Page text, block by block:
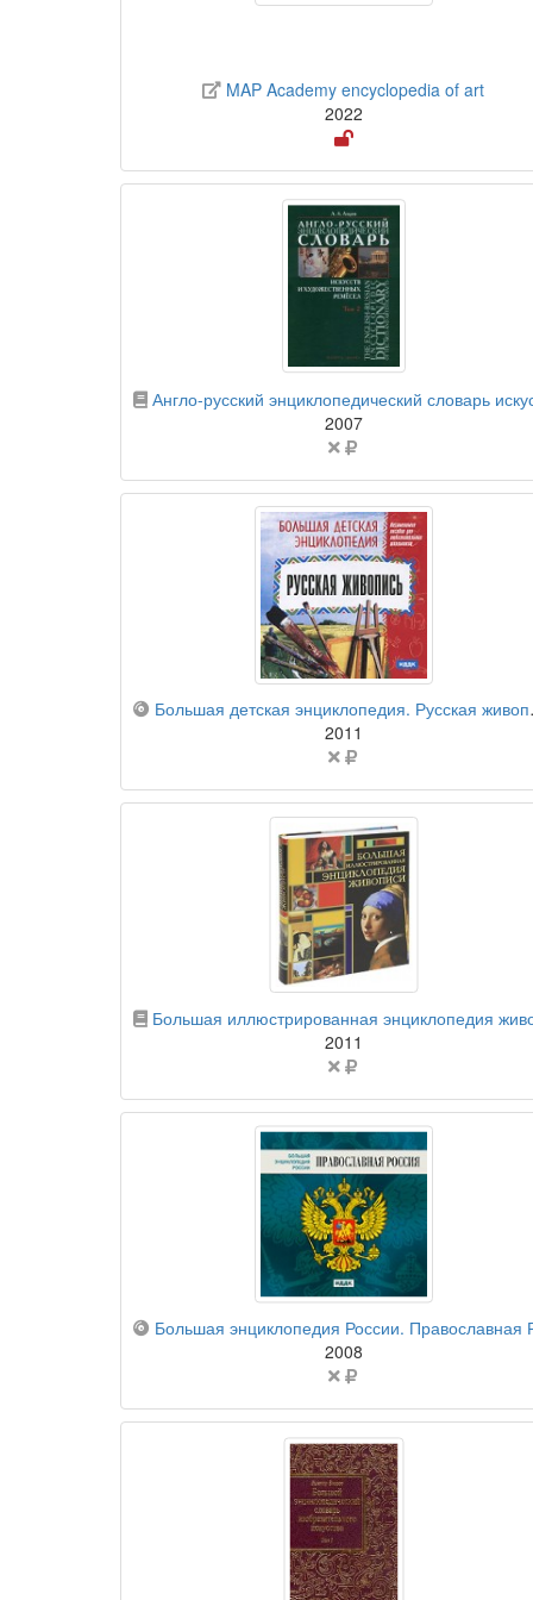
сайт
MAP Academy encyclopedia of art
2022
бесплатный
бумажная книга
Англо-русский энциклопедический словарь искусств и художественных ремесел. В 2 томах.
2007
указана
компакт-диск
Большая детская энциклопедия. Русская живопись
2011
указана
бумажная книга
Большая иллюстрированная энциклопедия
2011
указана
компакт-диск
Большая энциклопедия России. Православная
2008
указана